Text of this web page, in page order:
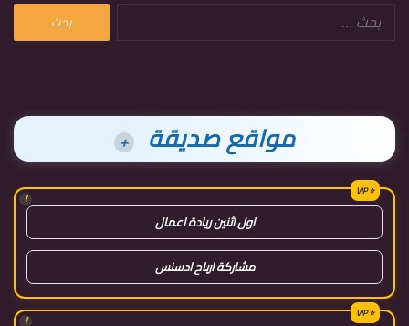
البحث
مواقع صديقة +
!
اول اثنين ريادة اعمال
مشاركة ارباح ادسنس
!